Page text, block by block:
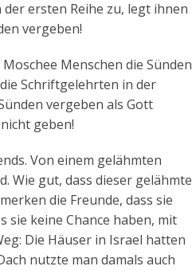
ersten Reihe zu, legt ihnen
vergeben!
Menschen die Sünden
Schriftgelehrten in der
vergeben als Gott
geben!
Von einem gelähmten
Wie gut, dass dieser gelähmte
die Freunde, dass sie
sie keine Chance haben, mit
Die Häuser in Israel hatten
nutzte man damals auch